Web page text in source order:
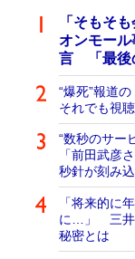
「そもそ
オンモー
言 「最後
“爆死”報道
それでも視
“数秒のサー
「前田武彦
秒針が刻み
「将来的に
に…」 三井
秘密とは